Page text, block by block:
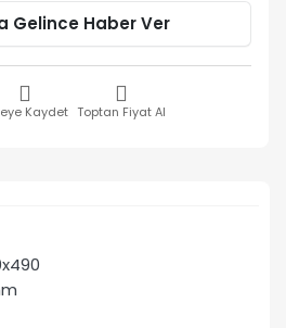
Gelince Haber Ver
Kaydet Toptan Fiyat Al